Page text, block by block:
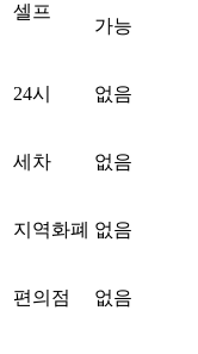
셀프
가능
24시 없음
세차 없음
지역화폐 없음
편의점 없음